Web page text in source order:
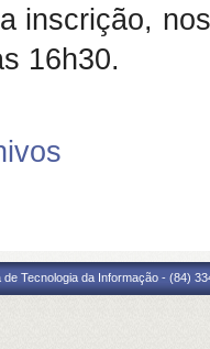
inscrição,
16h30.
de Tecnologia da Informação - (84)